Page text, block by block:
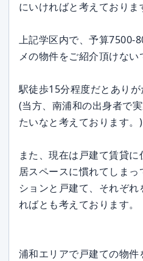
にいければと考えておりま
上記学区内で、予算7500-
メの物件をご紹介頂けない
駅徒歩15分程度だとありが
(当方、南浦和の出身者で
たいなと考えております。)
また、現在は戸建て賃貸
居スペースに慣れてしま
ションと戸建て、それぞ
ればとも考えております。
浦和エリアで戸建ての物